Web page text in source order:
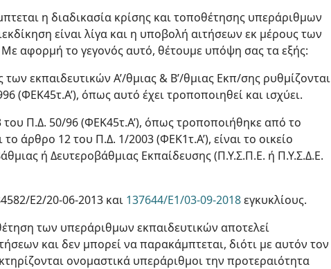
η διαδικασία κρίσης και τοποθέτησης υπεράριθμων
είναι λίγα και η υποβολή αιτήσεων εκ μέρους των
αφορμή το γεγονός αυτό, θέτουμε υπόψη σας τα εξής:
εκπαιδευτικών Α’/θμιας & Β’/θμιας Εκπ/σης ρυθμίζονται
(ΦΕΚ45τ.Α’), όπως αυτό έχει τροποποιηθεί και ισχύει.
Π.Δ. 50/96 (ΦΕΚ45τ.Α’), όπως τροποποιήθηκε από το
άρθρο 12 του Π.Δ. 1/2003 (ΦΕΚ1τ.Α’), είναι το οικείο
ή Δευτεροβάθμιας Εκπαίδευσης (Π.Υ.Σ.Π.Ε. ή Π.Υ.Σ.Δ.Ε.
Ε2/20-06-2013 και 137644/Ε1/03-09-2018εγκυκλίους.
των υπεράριθμων εκπαιδευτικών αποτελεί
και δεν μπορεί να παρακάμπτεται, διότι με αυτόν τον
ονομαστικά υπεράριθμοι την προτεραιότητα